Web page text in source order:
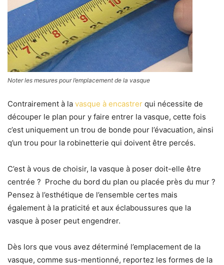
Noter les mesures pour l’emplacement de la vasque
Contrairement à la vasque à encastrer qui nécessite de
découper le plan pour y faire entrer la vasque, cette fois
c’est uniquement un trou de bonde pour l’évacuation, ainsi
q’un trou pour la robinetterie qui doivent être percés.
C’est à vous de choisir, la vasque à poser doit-elle être
centrée ? Proche du bord du plan ou placée près du mur ?
Pensez à l’esthétique de l’ensemble certes mais
également à la praticité et aux éclaboussures que la
vasque à poser peut engendrer.
Dès lors que vous avez déterminé l’emplacement de la
vasque, comme sus-mentionné, reportez les formes de la